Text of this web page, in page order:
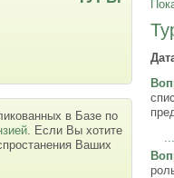
в Базе по
. Если Вы хотите
Ваших